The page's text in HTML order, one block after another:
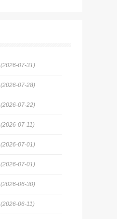
(2026-07-31)
(2026-07-28)
(2026-07-22)
(2026-07-11)
(2026-07-01)
(2026-07-01)
(2026-06-30)
(2026-06-11)